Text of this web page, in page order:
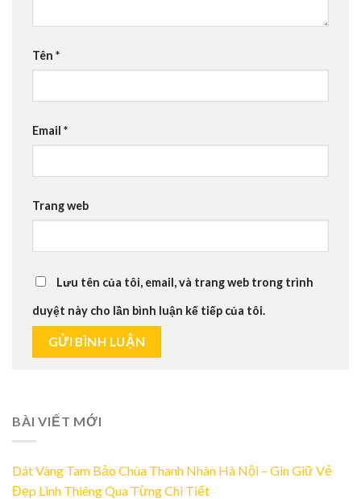
Tên *
Email *
Trang web
Lưu tên của tôi, email, và trang web trong trình
duyệt này cho lần bình luận kế tiếp của tôi.
BÀI VIẾT MỚI
Dát Vàng Tam Bảo Chùa Thanh Nhàn Hà Nội – Gìn Giữ Vẻ
Đẹp Linh Thiêng Qua Từng Chi Tiết